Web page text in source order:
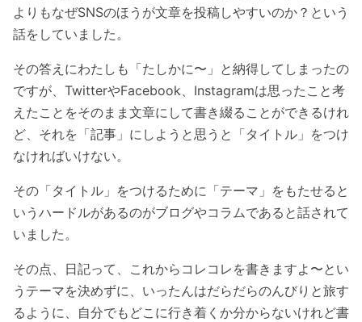
よりもなぜSNSのほうが文章を投稿しやすいのか？という
話をしていました。
その答えにわたしも「たしかに〜」と納得してしまったの
ですが、TwitterやFacebook、Instagramは思ったこと考
えたことをそのまま文章にして書き綴ることができるけれ
ど、それを「記事」にしようと思うと「タイトル」をつけ
なければいけない。
その「タイトル」をつけるために「テーマ」をもたせると
いうハードルがあるのがブログやコラムであると話されて
いました。
その点、日記って、これからコレコレを書きますよ〜とい
うテーマを決めずに、いったんはだらだらのんびりと旅す
るように、自分でもどこに行き着くか分からないけれど書